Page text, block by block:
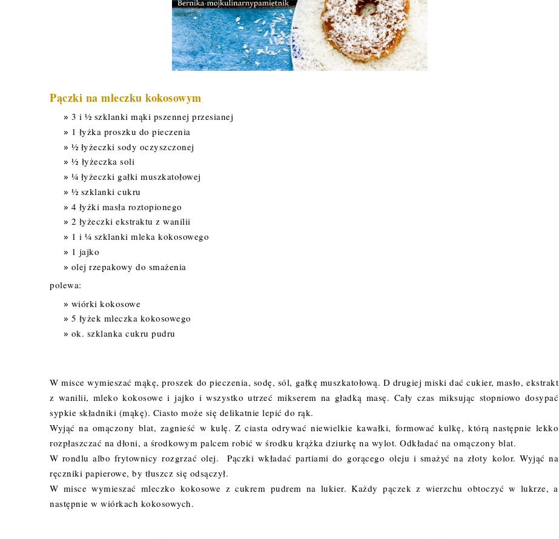
Pączki na mleczku kokosowym
3 i ½ szklanki mąki pszennej przesianej
1 łyżka proszku do pieczenia
½ łyżeczki sody oczyszczonej
½ łyżeczka soli
¼ łyżeczki gałki muszkatołowej
½ szklanki cukru
4 łyżki masła roztopionego
2 łyżeczki ekstraktu z wanilii
1 i ¼ szklanki mleka kokosowego
1 jajko
olej rzepakowy do smażenia
polewa:
wiórki kokosowe
5 łyżek mleczka kokosowego
ok. szklanka cukru pudru
W misce wymieszać mąkę, proszek do pieczenia, sodę, sól, gałkę muszkatołową. D drugiej miski dać cukier, masło, ekstrakt
z wanilii, mleko kokosowe i jajko i wszystko utrzeć mikserem na gładką masę. Cały czas miksując stopniowo dosypać
sypkie składniki (mąkę). Ciasto może się delikatnie lepić do rąk.
Wyjąć na omączony blat, zagnieść w kulę. Z ciasta odrywać niewielkie kawałki, formować kulkę, którą następnie lekko
rozpłaszczać na dłoni, a środkowym palcem robić w środku krążka dziurkę na wylot. Odkładać na omączony blat.
W rondlu albo frytownicy rozgrzać olej. Pączki wkładać partiami do gorącego oleju i smażyć na złoty kolor. Wyjąć na
ręczniki papierowe, by tłuszcz się odsączył.
W misce wymieszać mleczko kokosowe z cukrem pudrem na lukier. Każdy pączek z wierzchu obtoczyć w lukrze, a
następnie w wiórkach kokosowych.